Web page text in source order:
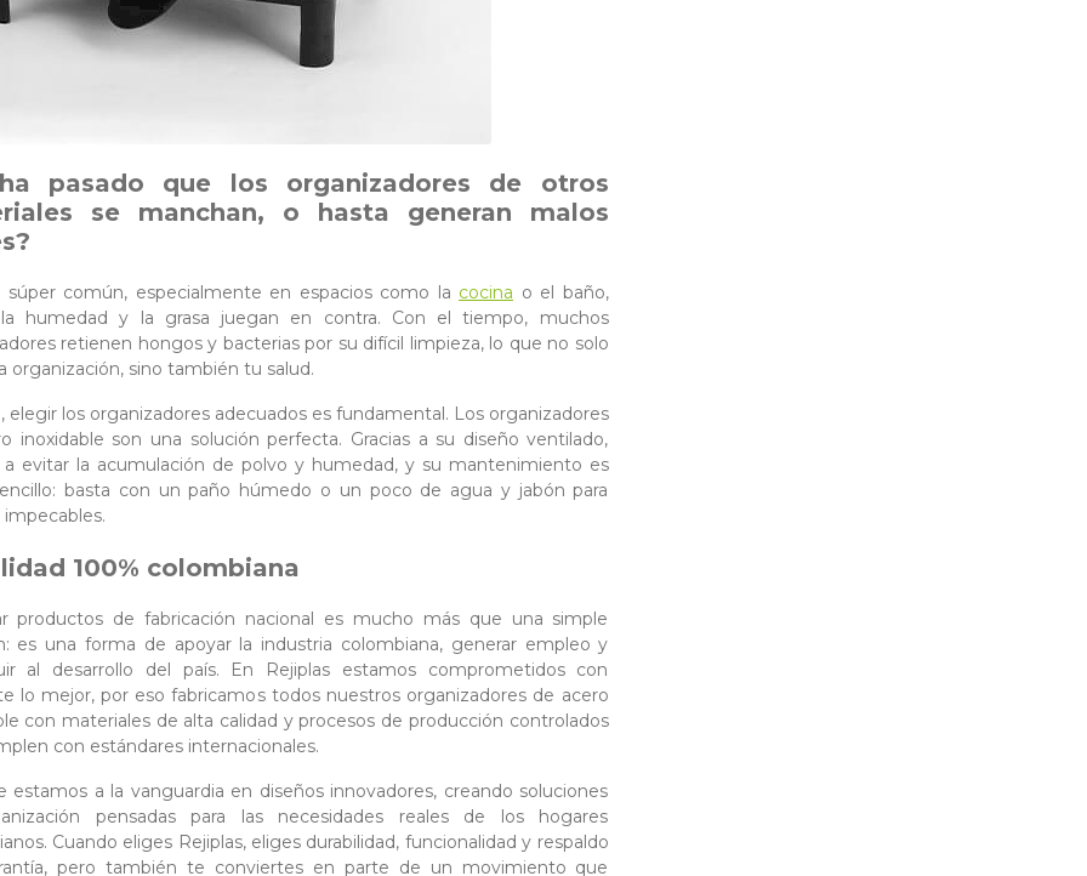
pasado que los organizadores de otros
se manchan, o hasta generan malos
súper común, especialmente en espacios como la cocina o el baño,
humedad y la grasa juegan en contra. Con el tiempo, muchos
retienen hongos y bacterias por su difícil limpieza, lo que no solo
organización, sino también tu salud.
elegir los organizadores adecuados es fundamental. Los organizadores
inoxidable son una solución perfecta. Gracias a su diseño ventilado,
a evitar la acumulación de polvo y humedad, y su mantenimiento es
basta con un paño húmedo o un poco de agua y jabón para
impecables.
100% colombiana
productos de fabricación nacional es mucho más que una simple
es una forma de apoyar la industria colombiana, generar empleo y
al desarrollo del país. En Rejiplas estamos comprometidos con
lo mejor, por eso fabricamos todos nuestros organizadores de acero
con materiales de alta calidad y procesos de producción controlados
con estándares internacionales.
estamos a la vanguardia en diseños innovadores, creando soluciones
pensadas para las necesidades reales de los hogares
Cuando eliges Rejiplas, eliges durabilidad, funcionalidad y respaldo
pero también te conviertes en parte de un movimiento que